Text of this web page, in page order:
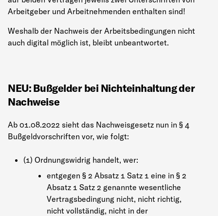
Arbeitgeber und Arbeitnehmenden enthalten sind!
Weshalb der Nachweis der Arbeitsbedingungen nicht
auch digital möglich ist, bleibt unbeantwortet.
NEU: Bußgelder bei Nichteinhaltung der
Nachweise
Ab 01.08.2022 sieht das Nachweisgesetz nun in § 4
Bußgeldvorschriften vor, wie folgt:
(1) Ordnungswidrig handelt, wer:
entgegen § 2 Absatz 1 Satz 1 eine in § 2
Absatz 1 Satz 2 genannte wesentliche
Vertragsbedingung nicht, nicht richtig,
nicht vollständig, nicht in der